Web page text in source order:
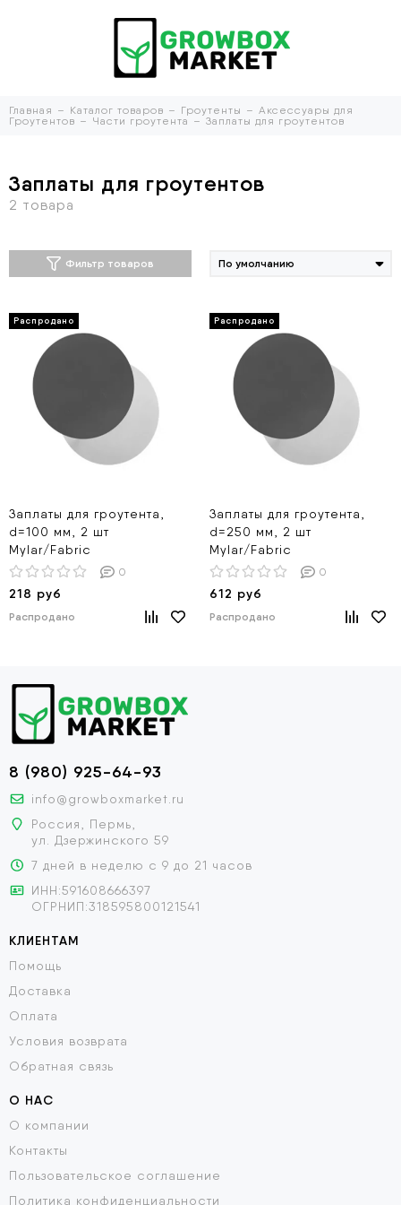
Главная Каталог товаров Гроутенты
Аксессуары для
Гроутентов
Части гроутента Заплаты для гроутентов
Заплаты для гроутентов
Фильтр товаров
Заплаты для гроутента,
d=100 мм, 2 шт
Mylar/Fabric
0
218 руб
Распродано
Заплаты для гроутента,
d=250 мм, 2 шт
Mylar/Fabric
0
612 руб
Распродано
8 (980) 925-64-93
info@growboxmarket.ru
Россия, Пермь,
ул. Дзержинского 59
7 дней в неделю с 9 до 21 часов
ИНН:591608666397
ОГРНИП:318595800121541
КЛИЕНТАМ
Помощь
Доставка
Оплата
Условия возврата
Обратная связь
О НАС
О компании
Контакты
Пользовательское соглашение
Политика конфиденциальности